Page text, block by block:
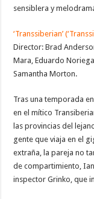
sensiblera y
‘Transsiberian’
Director: Brad
Mara, Eduardo
Samantha Morton.
Tras una temporada
en el mítico
las provincias del
gente que viaja en el
extraña, la pareja no
de compartimiento,
inspector Grinko, que